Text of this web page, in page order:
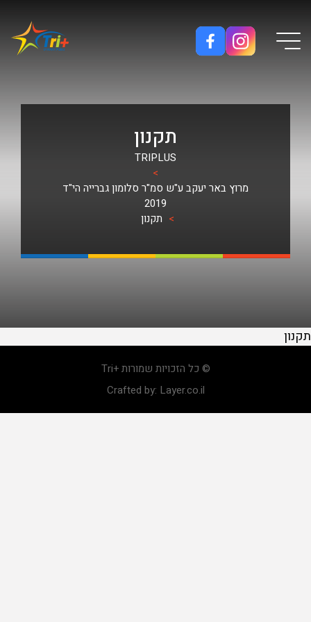
Button used only for devices with a small screen
תקנון
TRIPLUS
>
מרוץ באר יעקב ע"ש סמ"ר סלומון גברייה הי"ד
2019
> תקנון
תקנון
© כל הזכויות שמורות +Tri
Crafted by: Layer.co.il